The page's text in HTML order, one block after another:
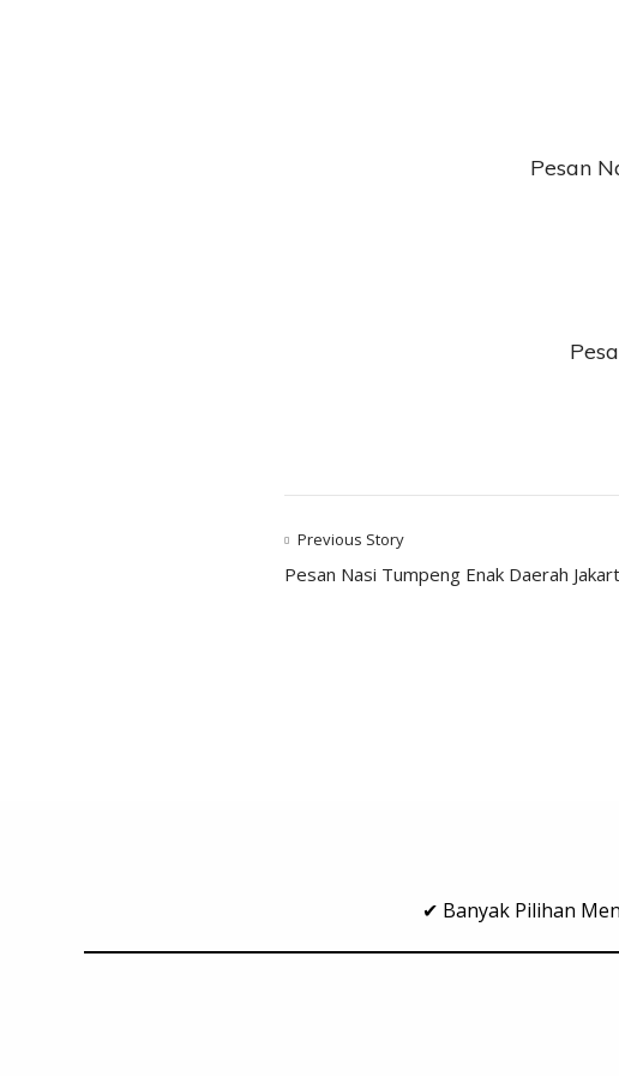
Pesan
Previous Story
Pesan Nasi Tumpeng Enak Daerah
✔ Banyak Pilihan